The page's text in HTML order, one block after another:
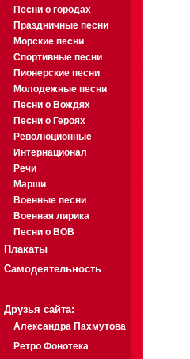
Песни о городах
Праздничные песни
Морские песни
Спортивные песни
Пионерские песни
Молодежные песни
Песни о Вождях
Песни о Героях
Революционные
Интернационал
Речи
Марши
Военные песни
Военная лирика
Песни о ВОВ
Плакаты
Самодеятельность
Друзья сайта:
Александра Пахмутова
Ретро Фонотека